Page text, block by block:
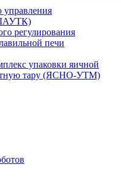
управления
регулирования
печи
упаковки яичной
тару (ЯСНО-УТМ)